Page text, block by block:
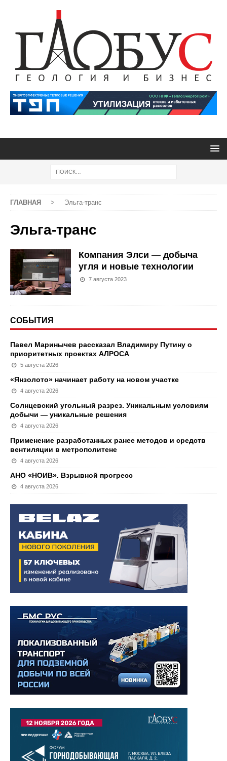
ГЛАВНАЯ > Эльга-транс
Эльга-транс
Компания Элси — добыча
угля и новые технологии
7 августа 2023
СОБЫТИЯ
Павел Маринычев рассказал Владимиру Путину о
приоритетных проектах АЛРОСА
5 августа 2026
«Янзолото» начинает работу на новом участке
4 августа 2026
Солнцевский угольный разрез. Уникальным условиям
добычи — уникальные решения
4 августа 2026
Применение разработанных ранее методов и средств
вентиляции в метрополитене
4 августа 2026
АНО «НОИВ». Взрывной прогресс
4 августа 2026